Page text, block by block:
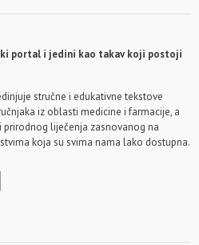
portal i jedini kao takav koji postoji
stručne i edukativne tekstove
iz oblasti medicine i farmacije, a
liječenja zasnovanog na
koja su svima nama lako dostupna.